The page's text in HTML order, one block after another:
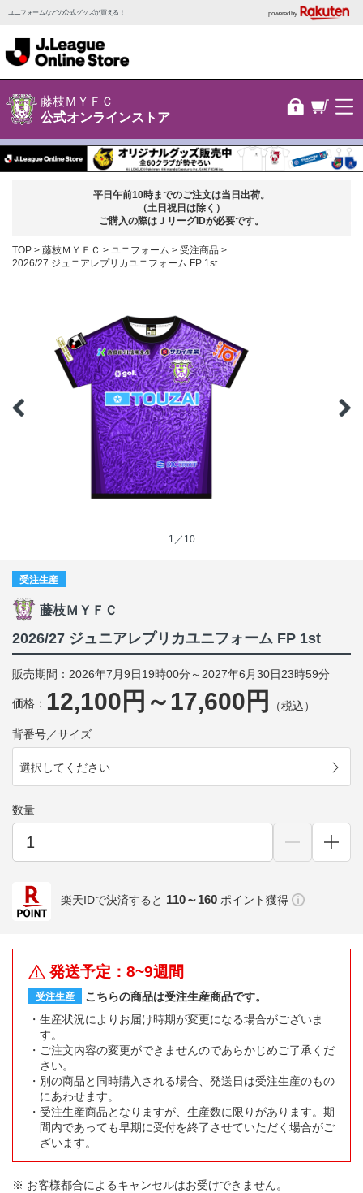
ユニフォームなどの公式グッズが買える！ powered by
藤枝ＭＹＦＣ
公式オンラインストア
平日午前10時までのご注文は当日出荷。
（土日祝日は除く）
ご購入の際はＪリーグIDが必要です。
TOP 藤枝ＭＹＦＣ ユニフォーム
受注商品
2026/27 ジュニアレプリカユニフォーム FP 1st
1／10
受注生産
藤枝ＭＹＦＣ
2026/27 ジュニアレプリカユニフォーム FP 1st
販売期間：2026年7月9日19時00分～2027年6月30日23時59分
価格： 12,100円～17,600円 （税込）
背番号／サイズ
選択してください
数量
楽天IDで決済すると 110～160 ポイント獲得
発送予定：8~9週間
受注生産
こちらの商品は受注生産商品です。
生産状況によりお届け時期が変更になる場合がございま
す。
ご注文内容の変更ができませんのであらかじめご了承くだ
さい。
別の商品と同時購入される場合、発送日は受注生産のもの
にあわせます。
受注生産商品となりますが、生産数に限りがあります。期
間内であっても早期に受付を終了させていただく場合がご
ざいます。
※ お客様都合によるキャンセルはお受けできません。